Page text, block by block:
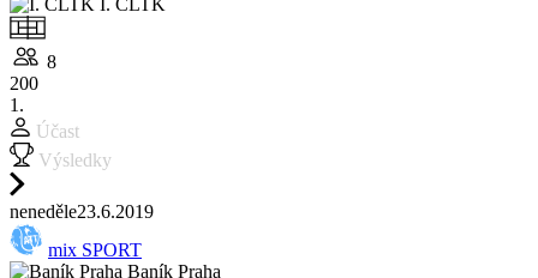
I. ČLTK
8
200
1.
Účast
Výsledky
neneděle23.6.2019
mix SPORT
Baník Praha